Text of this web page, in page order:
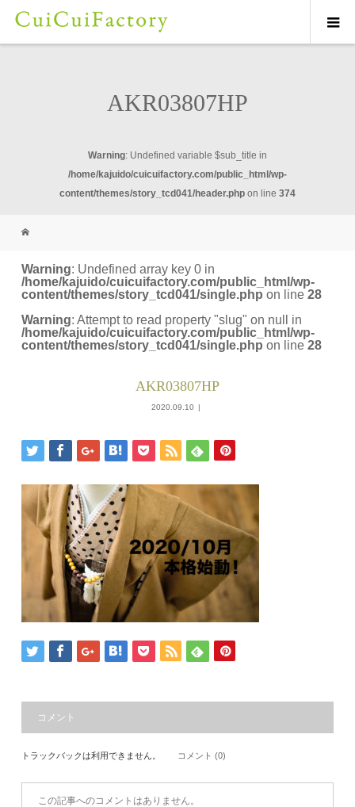
AKR03807HP
Warning: Undefined variable $sub_title in
/home/kajuido/cuicuifactory.com/public_html/wp-
content/themes/story_tcd041/header.php on line 374
Warning: Undefined array key 0 in
/home/kajuido/cuicuifactory.com/public_html/wp-
content/themes/story_tcd041/single.php on line28
Warning: Attempt to read property "slug" on null in
/home/kajuido/cuicuifactory.com/public_html/wp-
content/themes/story_tcd041/single.php on line28
AKR03807HP
2020.09.10
コメント
トラックバックは利用できません。 コメント (0)
この記事へのコメントはありません。